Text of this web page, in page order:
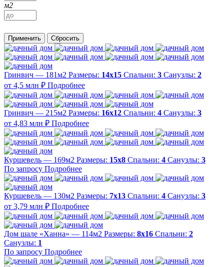
м2
Применить Сбросить
Гринвич — 181м2 Размеры: 14х15 Спальни: 3 Санузлы: 2
от 4,5 млн ₽ Подробнее
Гринвич — 215м2 Размеры: 16х12 Спальни: 4 Санузлы: 3
от 4,83 млн ₽ Подробнее
Куршевель — 169м2 Размеры: 15х8 Спальни: 4 Санузлы: 3
По запросу Подробнее
Куршевель — 130м2 Размеры: 7х13 Спальни: 4 Санузлы: 3
от 3,79 млн ₽ Подробнее
Дом шале «Ханна» — 114м2 Размеры: 8х16 Спальни: 2
Санузлы: 1
По запросу Подробнее